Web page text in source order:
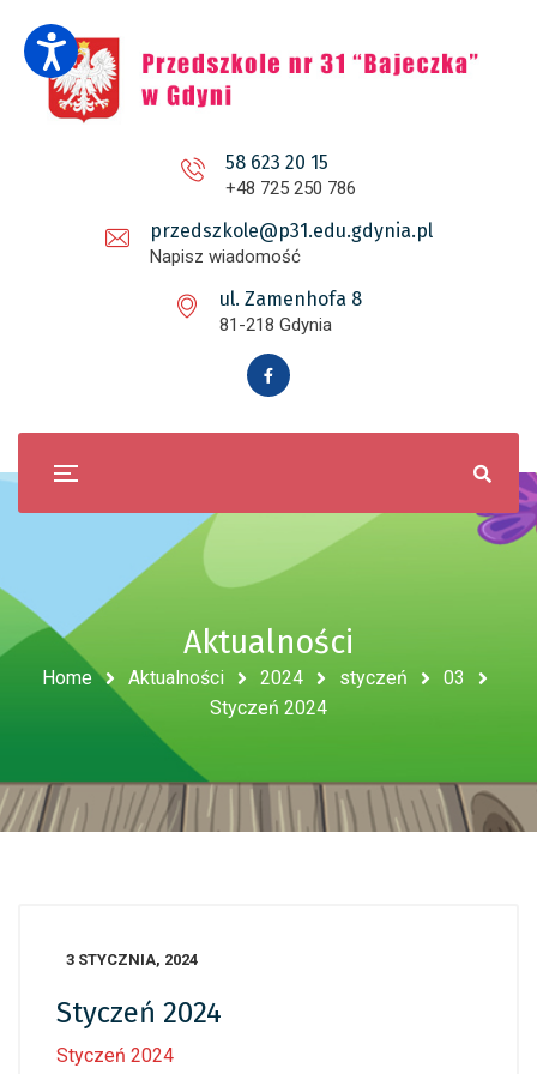
58 623 20 15
+48 725 250 786
przedszkole@p31.edu.gdynia.pl
Napisz wiadomość
ul. Zamenhofa 8
81-218 Gdynia
Aktualności
Home Aktualności 2024 styczeń
03
Styczeń 2024
3 STYCZNIA, 2024
Styczeń 2024
Styczeń 2024